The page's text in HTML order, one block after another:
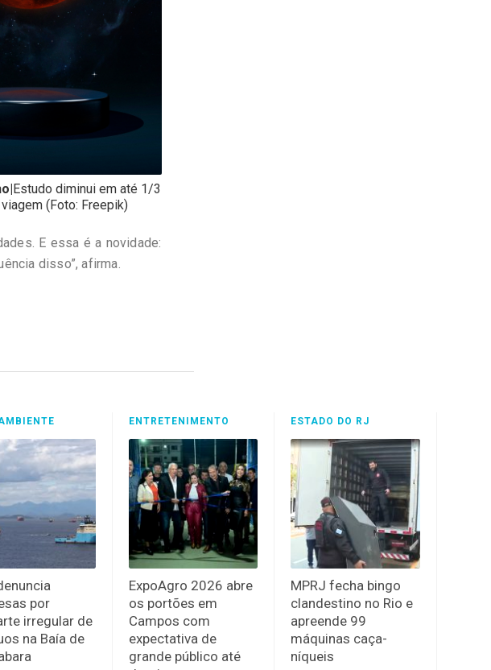
Estudo diminui em até 1/3
(Foto: Freepik)
E essa é a novidade:
disso”, afirma.
por
irregular de
na Baía de
ENTRETENIMENTO
ExpoAgro 2026 abre
os portões em
Campos com
expectativa de
grande público até
ESTADO DO RJ
MPRJ fecha bingo
clandestino no Rio e
apreende 99
máquinas caça-
níqueis